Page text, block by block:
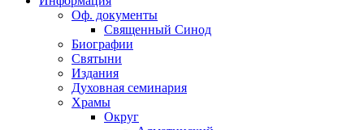
Оф. документы
Священный Синод
Биографии
Святыни
Издания
Духовная семинария
Храмы
Округ